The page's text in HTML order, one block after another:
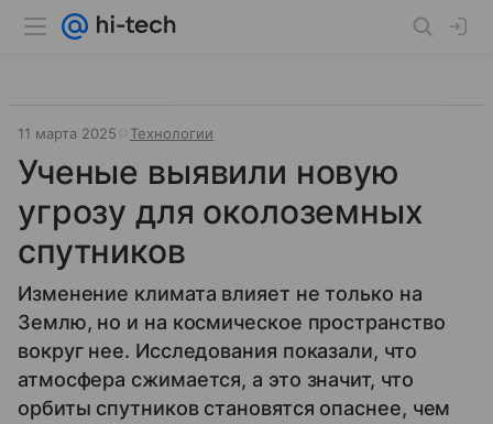
11 марта 2025 Технологии
Ученые выявили новую
угрозу для околоземных
спутников
Изменение климата влияет не только на
Землю, но и на космическое пространство
вокруг нее. Исследования показали, что
атмосфера сжимается, а это значит, что
орбиты спутников становятся опаснее, чем